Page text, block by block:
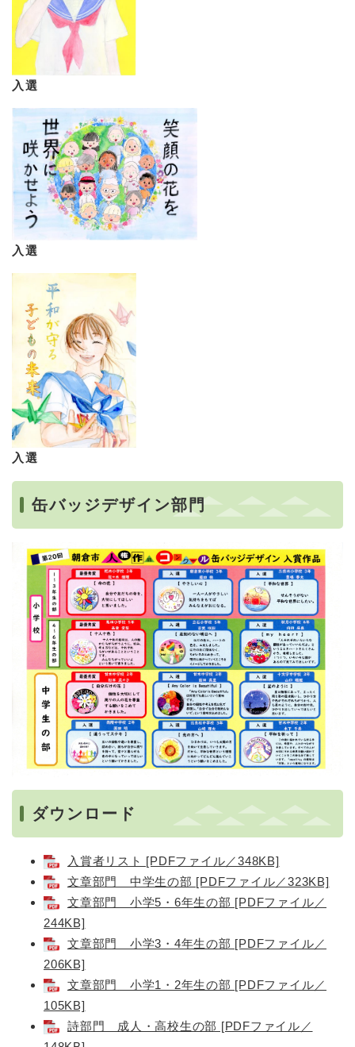
入選
入選
入選
缶バッジデザイン部門
ダウンロード
入賞者リスト [PDFファイル／348KB]
文章部門 中学生の部 [PDFファイル／323KB]
文章部門 小学5・6年生の部 [PDFファイル／
244KB]
文章部門 小学3・4年生の部 [PDFファイル／
206KB]
文章部門 小学1・2年生の部 [PDFファイル／
105KB]
詩部門 成人・高校生の部 [PDFファイル／